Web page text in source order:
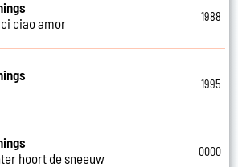
ciao amor
1988
1995
hoort de sneeuw
0000